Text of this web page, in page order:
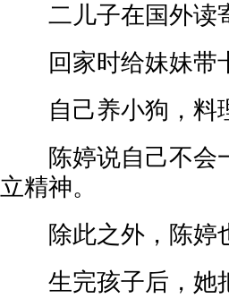
二儿子在国外读
回家时给妹妹带
自己养小狗，料
陈婷说自己不会一
立精神。
除此之外，陈婷
生完孩子后，她把